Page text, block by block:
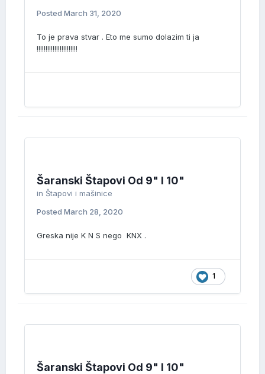
Posted March 31, 2020
To je prava stvar . Eto me sumo dolazim ti ja
!!!!!!!!!!!!!!!!!!!!!!!
Šaranski Štapovi Od 9" I 10"
in Štapovi i mašinice
Posted March 28, 2020
Greska nije K N S nego KNX .
1
Šaranski Štapovi Od 9" I 10"